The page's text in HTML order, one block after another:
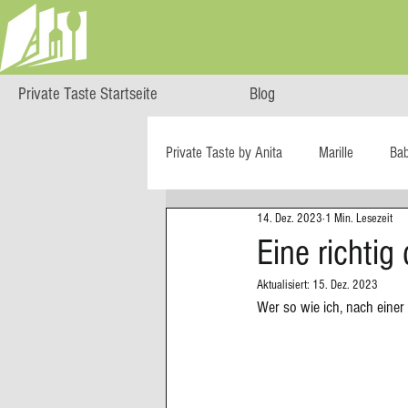
Private Taste Startseite Blog
Private Taste by Anita Marille
Cooking Class HERZGENUSS
Reise-Blog
Eine richtig
14. Dez. 2023 1 Min. Lesezeit
Aktualisiert: 15. Dez. 2023
Wer so wie ich, nach